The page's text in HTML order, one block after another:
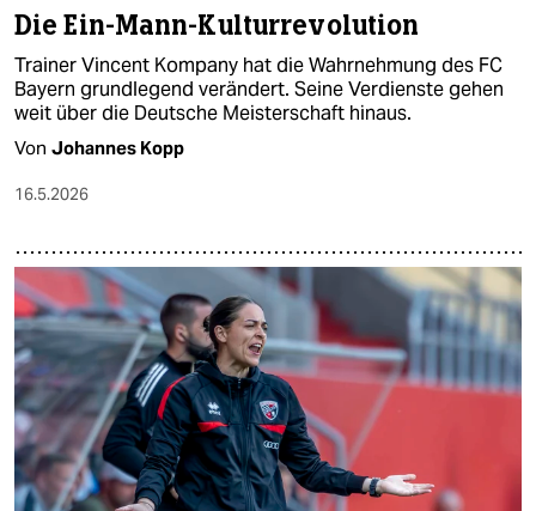
Die Ein-Mann-Kulturrevolution
Trainer Vincent Kompany hat die Wahrnehmung des FC
Bayern grundlegend verändert. Seine Verdienste gehen
weit über die Deutsche Meisterschaft hinaus.
Von Johannes Kopp
16.5.2026